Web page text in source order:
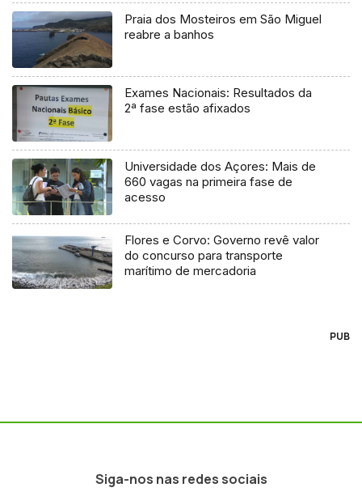
Praia dos Mosteiros em São Miguel
reabre a banhos
Exames Nacionais: Resultados da
2ª fase estão afixados
Universidade dos Açores: Mais de
660 vagas na primeira fase de
acesso
Flores e Corvo: Governo revê valor
do concurso para transporte
marítimo de mercadoria
PUB
Siga-nos nas redes sociais